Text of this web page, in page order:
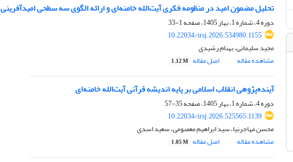
تحلیل مضمون امید در منظومه فکری آیت‌الله خامنه‌ای و ارائه الگوی سه سطحی
دوره 4، شماره 1، بهار 1405، صفحه
1-33
10.22034/irsj.2026.534980.1155
مجید سلیمانی، بهنام رشیدی
مشاهده مقاله
اصل مقاله 1.12 M
آینده‌پژوهی انقلاب اسلامی بر پایه اندیشه قرآنی آیت‌الله خامنه‌ای
دوره 4، شماره 1، بهار 1405، صفحه
35-57
10.22034/irsj.2026.525565.1139
محسن مهاجرنیا، سید ابراهیم معصومی، سعید اسدی
مشاهده مقاله
اصل مقاله 1.05 M